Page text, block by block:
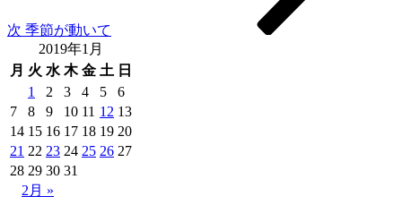
次 季節が動いて
2019年1月
月 火 水 木 金 土 日
1
2 3 4 5
6
7
8 9 10 11 12 13
14 15 16 17 18 19 20
21 22 23 24 25 26 27
28 29 30 31
2月 »